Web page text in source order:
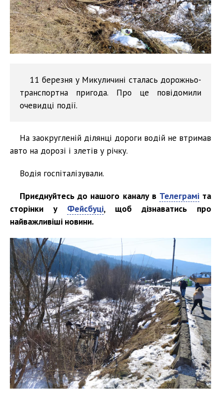
11 березня у Микуличині сталась дорожньо-
транспортна пригода. Про це повідомили
очевидці події.
На заокругленій ділянці дороги водій не втримав
авто на дорозі і злетів у річку.
Водія госпіталізували.
Приєднуйтесь до нашого каналу в Телеграміта
сторінки у Фейсбуці, щоб дізнаватись про
найважливіші новини.